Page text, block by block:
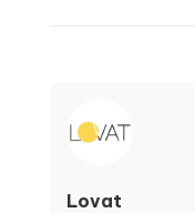
Lovat